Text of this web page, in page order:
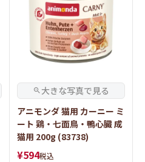
アニモンダ 猫用 カーニー ミ
ート 鶏・七面鳥・鴨心臓 成
猫用 200g (83738)
¥594税込